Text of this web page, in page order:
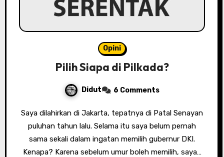
Opini
Pilih Siapa di Pilkada?
Didut 6 Comments
Saya dilahirkan di Jakarta, tepatnya di Patal Senayan
puluhan tahun lalu. Selama itu saya belum pernah
sama sekali dalam ingatan memilih gubernur DKI.
Kenapa? Karena sebelum umur boleh memilih, saya…